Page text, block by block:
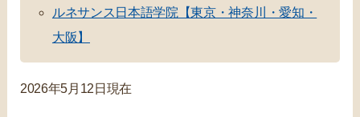
ルネサンス日本語学院【東京・神奈川・愛知・
大阪】
2026年5月12日現在